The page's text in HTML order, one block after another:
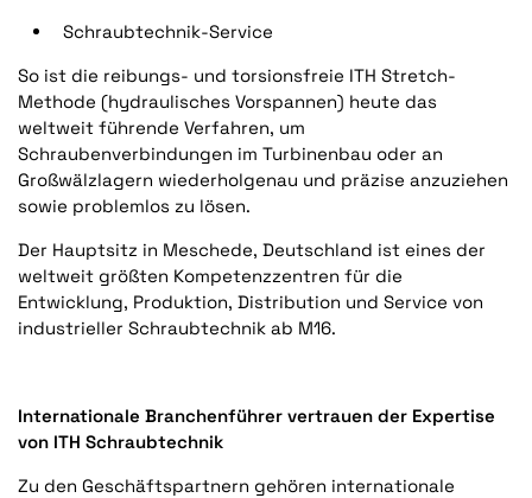
Schraubtechnik-Service
So ist die reibungs- und torsionsfreie ITH Stretch-
Methode (hydraulisches Vorspannen) heute das
weltweit führende Verfahren, um
Schraubenverbindungen im Turbinenbau oder an
Großwälzlagern wiederholgenau und präzise anzuziehen
sowie problemlos zu lösen.
Der Hauptsitz in Meschede, Deutschland ist eines der
weltweit größten Kompetenzzentren für die
Entwicklung, Produktion, Distribution und Service von
industrieller Schraubtechnik ab M16.
Internationale Branchenführer vertrauen der Expertise
von ITH Schraubtechnik
Zu den Geschäftspartnern gehören internationale